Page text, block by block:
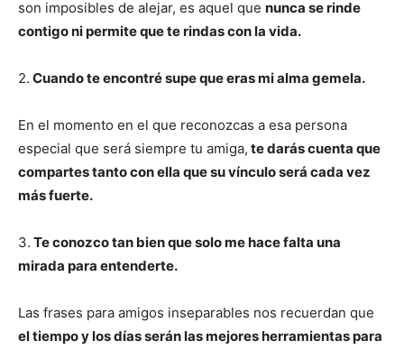
son imposibles de alejar, es aquel que nunca se rinde
contigo ni permite que te rindas con la vida.
2. Cuando te encontré supe que eras mi alma gemela.
En el momento en el que reconozcas a esa persona
especial que será siempre tu amiga, te darás cuenta que
compartes tanto con ella que su vínculo será cada vez
más fuerte.
3. Te conozco tan bien que solo me hace falta una
mirada para entenderte.
Las frases para amigos inseparables nos recuerdan que
el tiempo y los días serán las mejores herramientas para